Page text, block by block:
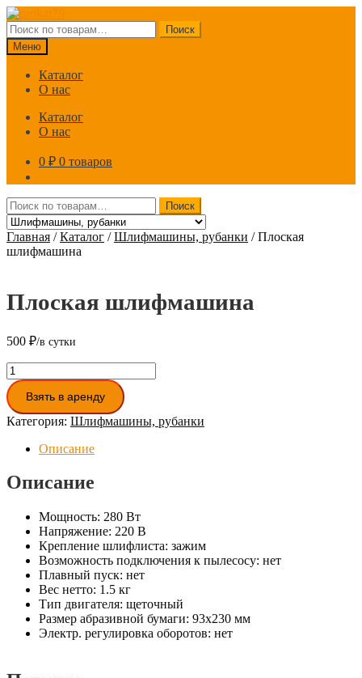
Перейти
к
навигации
Перейти
к
содержимому
Искать:
Поиск
Меню
Каталог
О нас
Каталог
О нас
0 ₽ 0 товаров
Искать: Поиск
Главная /Каталог /Шлифмашины, рубанки /Плоская
шлифмашина
Плоская шлифмашина
500 ₽
Количество
товара
Плоская
шлифмашина
Взять в аренду
Категория: Шлифмашины, рубанки
Описание
Описание
Мощность: 280 Вт
Напряжение: 220 В
Крепление шлифлиста: зажим
Возможность подключения к пылесосу: нет
Плавный пуск: нет
Вес нетто: 1.5 кг
Тип двигателя: щеточный
Размер абразивной бумаги: 93х230 мм
Электр. регулировка оборотов: нет